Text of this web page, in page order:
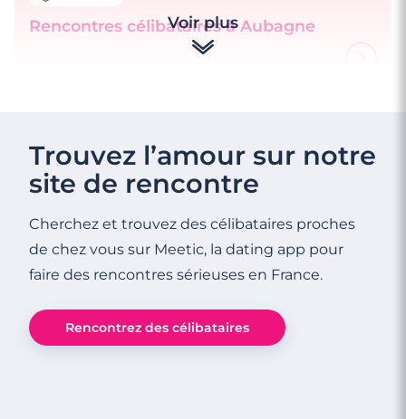
Rencontrez des célibataires à Marseille
Rencontres célibataires à Aubagne
Voir plus
Trouvez l’amour sur notre
site de rencontre
Cherchez et trouvez des célibataires proches
de chez vous sur Meetic, la dating app pour
faire des rencontres sérieuses en France.
Rencontrez des célibataires